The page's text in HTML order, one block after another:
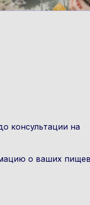
консультации на
о ваших